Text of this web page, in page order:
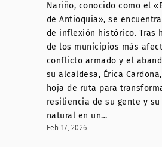
Nariño, conocido como el
de Antioquia», se
de inflexión histórico. Tras
de los municipios más
conflicto armado y el
su alcaldesa, Érica
hoja de ruta para
resiliencia de su gente y su
natural en un…
Feb 17, 2026